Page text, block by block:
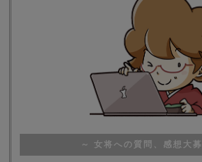
～ 女将への質問、感想大